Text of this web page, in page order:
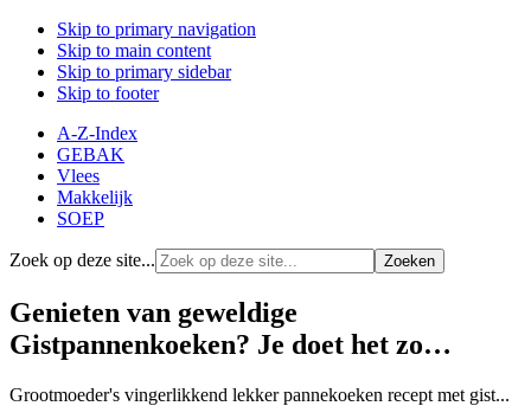
Skip to primary navigation
Skip to main content
Skip to primary sidebar
Skip to footer
A-Z-Index
GEBAK
Vlees
Makkelijk
SOEP
Zoek op deze site...
Genieten van geweldige
Gistpannenkoeken? Je doet het zo…
Grootmoeder's vingerlikkend lekker pannekoeken recept met gist...